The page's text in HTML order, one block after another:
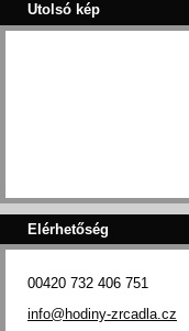
Utolsó kép
Elérhetőség
00420 732 406 751
info@hodiny-zrcadla.cz